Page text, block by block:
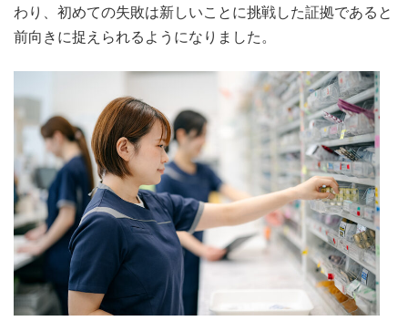
わり、初めての失敗は新しいことに挑戦した証拠であると
前向きに捉えられるようになりました。